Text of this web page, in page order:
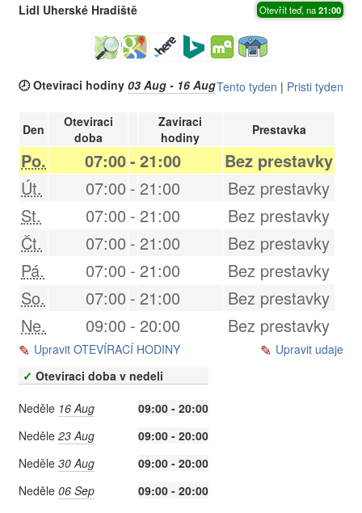
Lidl Uherské Hradiště Otevřít teď, na21:00
🕗 Oteviraci hodiny 03 Aug - 16 AugTento tyden | Pristi tyden
Den
Oteviraci
doba
Zaviraci
hodiny
Prestavka
Po. 07:00- 21:00
Bez prestavky
Út.
07:00 - 21:00
Bez prestavky
St.
07:00 - 21:00
Bez prestavky
Čt.
07:00 - 21:00
Bez prestavky
Pá.
07:00 - 21:00
Bez prestavky
So.
07:00 - 21:00
Bez prestavky
Ne.
09:00 - 20:00 Bez prestavky
Upravit OTEVÍRACÍ HODINY
Upravit udaje
✓ Oteviraci doba v nedeli
Neděle 16 Aug
09:00 - 20:00
Neděle 23 Aug
09:00 - 20:00
Neděle 30 Aug
09:00 - 20:00
Neděle 06 Sep
09:00 - 20:00